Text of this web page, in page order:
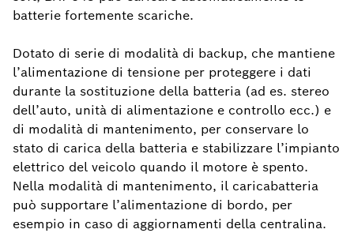
batterie fortemente scariche.
Dotato di serie di modalità di backup, che mantiene
l’alimentazione di tensione per proteggere i dati
durante la sostituzione della batteria (ad es. stereo
dell’auto, unità di alimentazione e controllo ecc.) e
di modalità di mantenimento, per conservare lo
stato di carica della batteria e stabilizzare l’impianto
elettrico del veicolo quando il motore è spento.
Nella modalità di mantenimento, il caricabatteria
può supportare l’alimentazione di bordo, per
esempio in caso di aggiornamenti della centralina.